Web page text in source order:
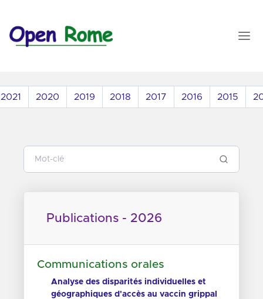
2021 2020 2019 2018 2017 2016 2015
Publications - 2026
Communications orales
Analyse des disparités individuelles et
géographiques d'accès au vaccin grippal